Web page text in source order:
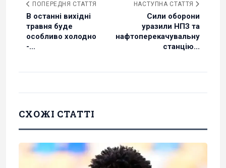
ПОПЕРЕДНЯ СТАТТЯ
В останні вихідні
травня буде
особливо холодно
-...
НАСТУПНА СТАТТЯ
Сили оборони
уразили НПЗ та
нафтоперекачувальну
станцію...
СХОЖІ СТАТТІ